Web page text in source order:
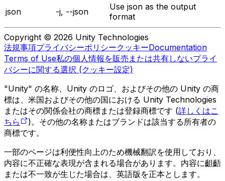
json
-j, --json
Use json as the output
format
Copyright © 2026 Unity Technologies
法規事項プライバシーポリシークッキーDocumentation
Terms of Use私の個人情報を販売または共有しないプライ
バシーに関する選択 (クッキー設定)
"Unity" の名称、Unity のロゴ、およびその他の Unity の商
標は、米国およびその他の国における Unity Technologies
またはその関係会社の商標または登録商標です (詳しくはこ
ちら
)。その他の名称またはブランドは該当する所有者の
商標です。
一部のページは利便性向上のため機械翻訳を使用しており、
内容に不正確な表現が含まれる場合があります。内容に齟齬
または不一致が生じた場合は、英語版を正本とします。